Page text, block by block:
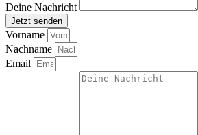
Deine Nachricht
Jetzt senden
Vorname
Nachname
Email